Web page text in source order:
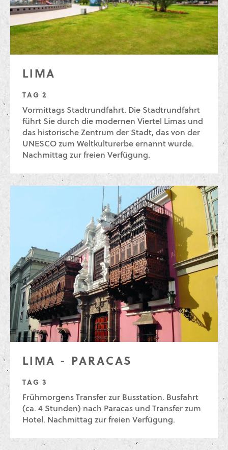
LIMA
TAG 2
Vormittags Stadtrundfahrt. Die Stadtrundfahrt
führt Sie durch die modernen Viertel Limas und
das historische Zentrum der Stadt, das von der
UNESCO zum Weltkulturerbe ernannt wurde.
Nachmittag zur freien Verfügung.
LIMA - PARACAS
TAG 3
Frühmorgens Transfer zur Busstation. Busfahrt
(ca. 4 Stunden) nach Paracas und Transfer zum
Hotel. Nachmittag zur freien Verfügung.